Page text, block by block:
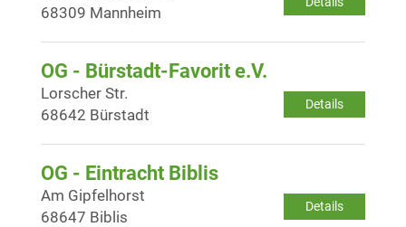
68309 Mannheim
OG - Bürstadt-Favorit e.V.
Details
Lorscher Str.
68642 Bürstadt
OG - Eintracht Biblis
Details
Am Gipfelhorst
68647 Biblis